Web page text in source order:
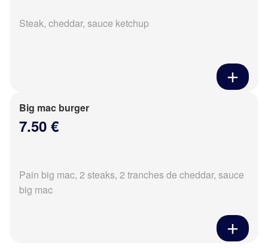
Steak, cheddar, sauce ketchup
Big mac burger
7.50 €
Pain big mac, 2 steaks, 2 tranches de cheddar, sauce
big mac